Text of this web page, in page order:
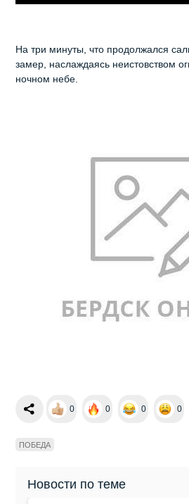
На три минуты, что продолжался
замер, наслаждаясь неистовством
ночном небе.
0 0 0 0
ПОБЕДА
Новости по теме